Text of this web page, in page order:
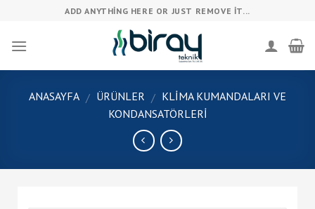
content
ADD ANYTHING HERE OR JUST REMOVE IT...
ANASAYFA / ÜRÜNLER / KLIMA KUMANDALARI VE
KONDANSATÖRLERI